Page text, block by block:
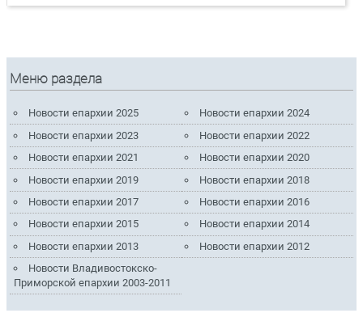
Меню раздела
Новости епархии 2025
Новости епархии 2024
Новости епархии 2023
Новости епархии 2022
Новости епархии 2021
Новости епархии 2020
Новости епархии 2019
Новости епархии 2018
Новости епархии 2017
Новости епархии 2016
Новости епархии 2015
Новости епархии 2014
Новости епархии 2013
Новости епархии 2012
Новости Владивостокско-
Приморской епархии 2003-2011